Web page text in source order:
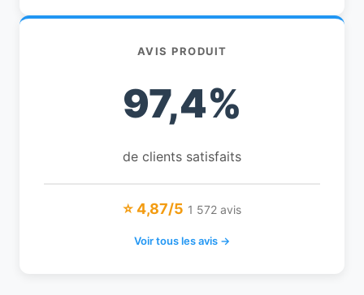
AVIS PRODUIT
97,4%
de clients satisfaits
⭐ 4,87/5 1 572 avis
Voir tous les avis →